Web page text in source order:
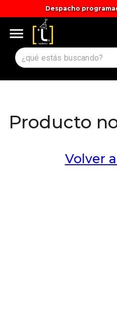
Despacho
Producto
Volver